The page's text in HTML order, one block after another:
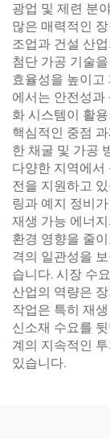
광업 및 제련 분
많은 매력적인
조업과 건설 산
첨단 가공 기술
효율성을 높이
에서는 안전성과
화 시스템이 활
핵심적인 중점
한 채굴 및 가공
다양한 지역에서
전을 지원하고
링과 예지 정비
재생 가능 에너
환경 영향을 줄
격의 일관성을
습니다. 시장 수
산업의 역량은
작업은 특히 재
신소재 수요를
계의 지속적인
있습니다.